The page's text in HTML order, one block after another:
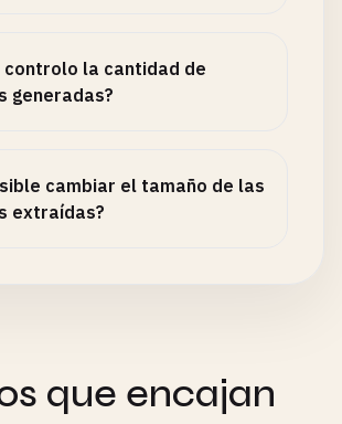
controlo la cantidad de
generadas?
cambiar el tamaño de las
extraídas?
que encajan